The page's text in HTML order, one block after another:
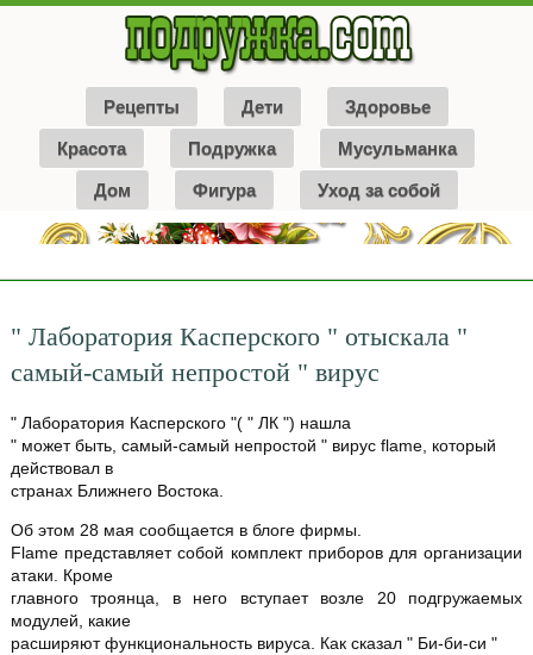
Рецепты Дети Здоровье
Красота Подружка Мусульманка
Дом Фигура Уход за собой
" Лаборатория Касперского " отыскала "
самый-самый непростой " вирус
" Лаборатория Касперского "( " ЛК ") нашла
" может быть, самый-самый непростой " вирус flame, который
действовал в
странах Ближнего Востока.
Об этом 28 мая сообщается в блоге фирмы.
Flame представляет собой комплект приборов для организации
атаки. Кроме
главного троянца, в него вступает возле 20 подгружаемых
модулей, какие
расширяют функциональность вируса. Как сказал " Би-би-си "